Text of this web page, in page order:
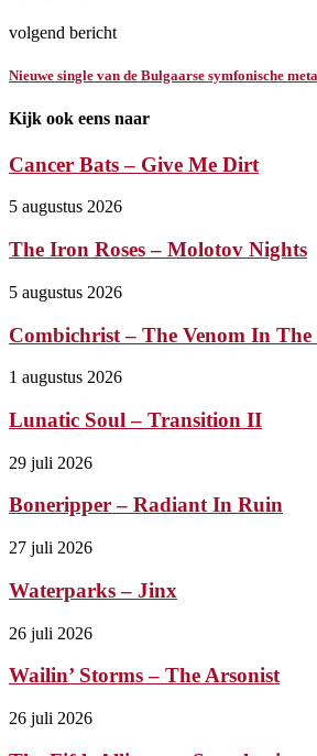
volgend bericht
Nieuwe single van de Bulgaarse symfonische
Kijk ook eens naar
Cancer Bats – Give Me Dirt
5 augustus 2026
The Iron Roses – Molotov Nights
5 augustus 2026
Combichrist – The Venom In
1 augustus 2026
Lunatic Soul – Transition II
29 juli 2026
Boneripper – Radiant In Ruin
27 juli 2026
Waterparks – Jinx
26 juli 2026
Wailin’ Storms – The Arsonist
26 juli 2026